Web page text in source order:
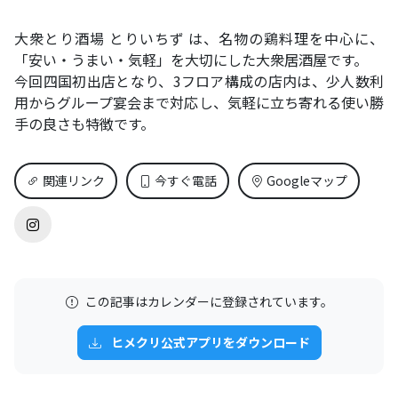
大衆とり酒場 とりいちず は、名物の鶏料理を中心に、
「安い・うまい・気軽」を大切にした大衆居酒屋です。
今回四国初出店となり、3フロア構成の店内は、少人数利
用からグループ宴会まで対応し、気軽に立ち寄れる使い勝
手の良さも特徴です。
関連リンク 今すぐ電話 Googleマップ
この記事はカレンダーに登録されています。
ヒメクリ公式アプリをダウンロード